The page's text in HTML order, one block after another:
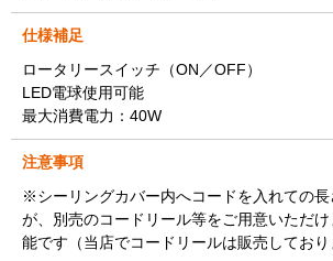
仕様補足
ロータリースイッチ（ON／OFF）
LED電球使用可能
最大消費電力：40W
注意事項
※シーリングカバー内へコードを入れての
が、別売のコードリール等をご用意いただ
能です（当店でコードリールは販売しており